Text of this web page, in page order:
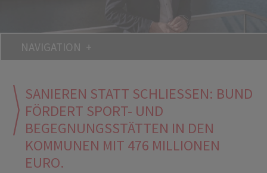
NAVIGATION
SANIEREN STATT SCHLIESSEN: BUND F
ÖRDERT SPORT- UND B
EGEGNUNGSSTÄTTEN IN DEN K
OMMUNEN MIT 476 MILLIONEN E
URO.